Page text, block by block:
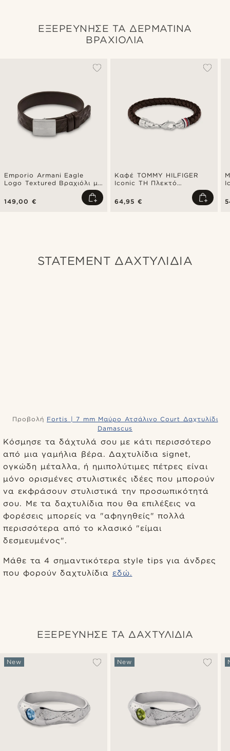
ΕΞΕΡΕΥΝΗΣΕ ΤΑ ΔΕΡΜΑΤΙΝΑ
ΒΡΑΧΙΟΛΙΑ
Emporio Armani Eagle
Logo Textured Βραχιόλι με
149,00 €
Καφέ TOMMY HILFIGER
Iconic TH Πλεκτό
64,95 €
STATEMENT ΔΑΧΤΥΛΙΔΙΑ
Προβολή Fortis | 7 mm Μαύρο Ατσάλινο Court Δαχτυλίδι
Damascus
Κόσμησε τα δάχτυλά σου με κάτι περισσότερο
από μια γαμήλια βέρα. Δαχτυλίδια signet,
ογκώδη μέταλλα, ή ημιπολύτιμες πέτρες είναι
μόνο ορισμένες στυλιστικές ιδέες που μπορούν
να εκφράσουν στυλιστικά την προσωπικότητά
σου. Με τα δαχτυλίδια που θα επιλέξεις να
φορέσεις μπορείς να "αφηγηθείς" πολλά
περισσότερα από το κλασικό "είμαι
δεσμευμένος".
Μάθε τα 4 σημαντικότερα style tips για άνδρες
που φορούν δαχτυλίδια εδώ.
ΕΞΕΡΕΥΝΗΣΕ ΤΑ ΔΑΧΤΥΛΙΔΙΑ
New New